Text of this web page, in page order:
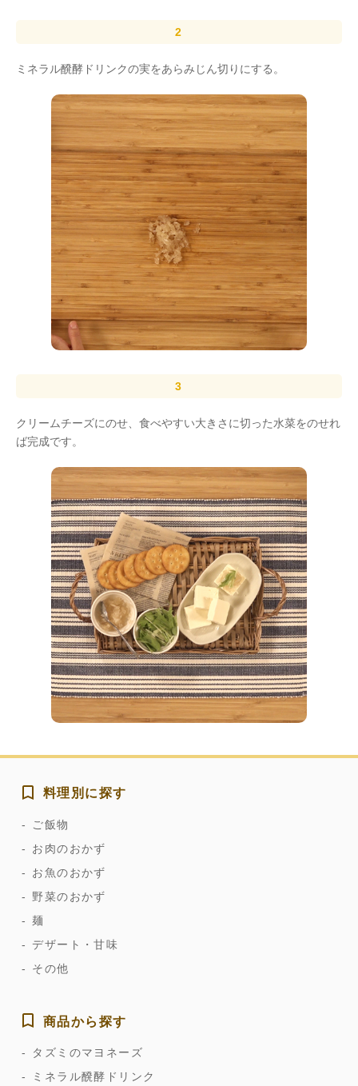
ミネラル醗酵ドリンクの実をあらみじん切りにする。
クリームチーズにのせ、食べやすい大きさに切った水菜をのせれ
ば完成です。
料理別に探す
ご飯物
お肉のおかず
お魚のおかず
野菜のおかず
麺
デザート・甘味
その他
商品から探す
タズミのマヨネーズ
ミネラル醗酵ドリンク